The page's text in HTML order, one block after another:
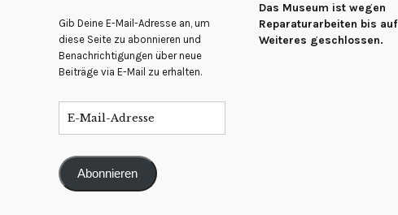
Gib Deine E-Mail-Adresse an, um
diese Seite zu abonnieren und
Benachrichtigungen über neue
Beiträge via E-Mail zu erhalten.
Abonnieren
Das Museum ist wegen
Reparaturarbeiten bis auf
Weiteres geschlossen.